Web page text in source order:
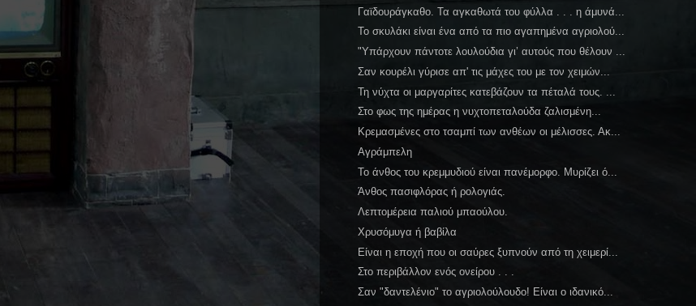
Γαϊδουράγκαθο. Τα αγκαθωτά του φύλλα . . . η άμυνά...
Το σκυλάκι είναι ένα από τα πιο αγαπημένα αγριολού...
"Υπάρχουν πάντοτε λουλούδια γι’ αυτούς που θέλουν ...
Σαν κουρέλι γύρισε απ' τις μάχες του με τον χειμών...
Τη νύχτα οι μαργαρίτες κατεβάζουν τα πέταλά τους. ...
Στο φως της ημέρας η νυχτοπεταλούδα ζαλισμένη...
Κρεμασμένες στο τσαμπί των ανθέων οι μέλισσες. Ακ...
Αγράμπελη
Το άνθος του κρεμμυδιού είναι πανέμορφο. Μυρίζει ό...
Άνθος πασιφλόρας ή ρολογιάς.
Λεπτομέρεια παλιού μπαούλου.
Χρυσόμυγα ή βαβίλα
Είναι η εποχή που οι σαύρες ξυπνούν από τη χειμερί...
Στο περιβάλλον ενός ονείρου . . .
Σαν "δαντελένιο" το αγριολούλουδο! Είναι ο ιδανικό...